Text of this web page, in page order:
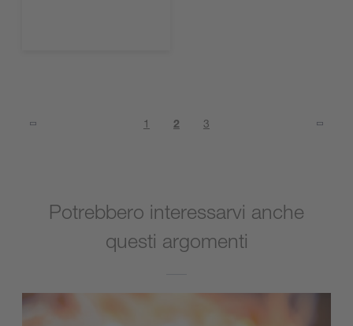
1 2 3
Potrebbero interessarvi anche
questi argomenti